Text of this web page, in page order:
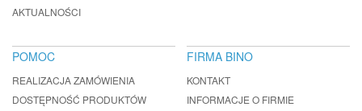
AKTUALNOŚCI
POMOC
REALIZACJA ZAMÓWIENIA
DOSTĘPNOŚĆ PRODUKTÓW
FIRMA BINO
KONTAKT
INFORMACJE O FIRMIE